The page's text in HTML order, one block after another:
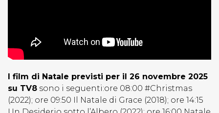
I film di Natale previsti per il 26 novembre 2025
su TV8 sono i seguenti:ore 08:00 #Christmas
(2022); ore 09:50 Il Natale di Grace (2018); ore 14:15